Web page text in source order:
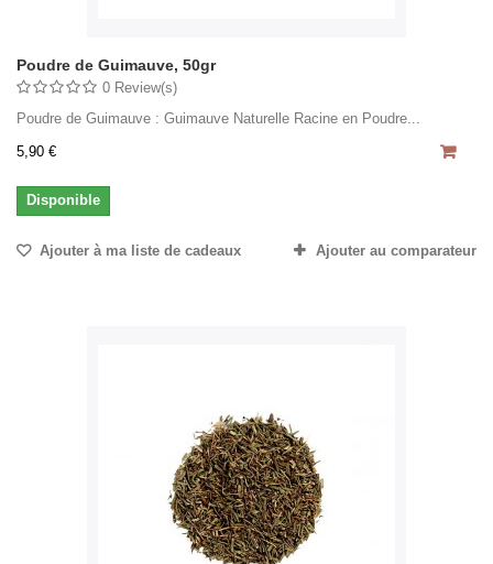
Poudre de Guimauve, 50gr
0 Review(s)
Poudre de Guimauve : Guimauve Naturelle Racine en Poudre...
5,90 €
Disponible
Ajouter à ma liste de cadeaux Ajouter au comparateur